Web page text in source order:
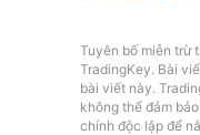
Tuyên bố miễn trừ
TradingKey. Bài
bài viết này.
không thể đảm
chính độc lập để